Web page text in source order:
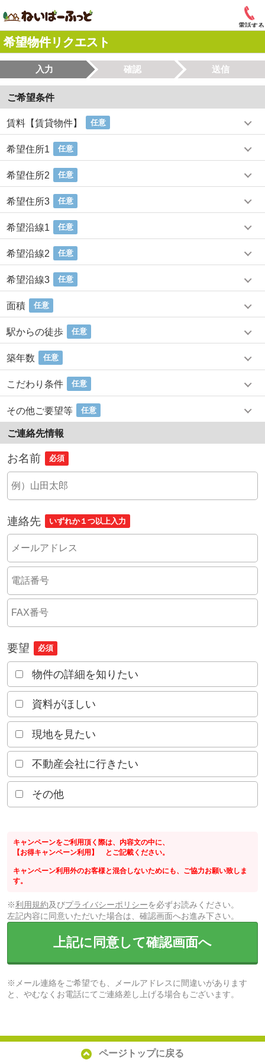
電話する
希望物件リクエスト
入力 確認 送信
ご希望条件
賃料【賃貸物件】 任意
希望住所1 任意
希望住所2 任意
希望住所3 任意
希望沿線1 任意
希望沿線2 任意
希望沿線3 任意
面積 任意
駅からの徒歩 任意
築年数 任意
こだわり条件 任意
その他ご要望等 任意
ご連絡先情報
お名前 必須
連絡先 いずれか１つ以上入力
要望 必須
物件の詳細を知りたい
資料がほしい
現地を見たい
不動産会社に行きたい
その他
キャンペーンをご利用頂く際は、内容文の中に、
【お得キャンペーン利用】 とご記載ください。
キャンペーン利用外のお客様と混合しないためにも、ご協力お願い致しま
す。
※利用規約及びプライバシーポリシーを必ずお読みください。
左記内容に同意いただいた場合は、確認画面へお進み下さい。
上記に同意して確認画面へ
※メール連絡をご希望でも、メールアドレスに間違いがあります
と、やむなくお電話にてご連絡差し上げる場合もございます。
ページトップに戻る